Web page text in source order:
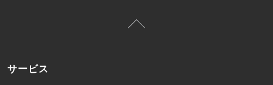
サービス